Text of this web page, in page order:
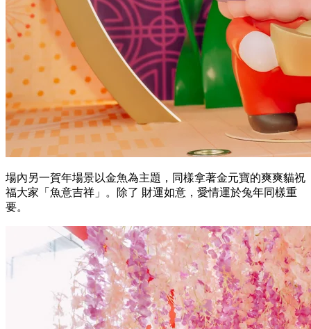
場內另一賀年場景以金魚為主題，同樣拿著金元寶的爽爽貓祝
福大家「魚意吉祥」。除了 財運如意，愛情運於兔年同樣重
要。